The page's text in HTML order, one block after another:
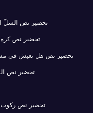
تحضير نص السلّ
تحضير نص كرة
تحضير نص هل نعيش في
تحضير نص
تحضير نص ركوب